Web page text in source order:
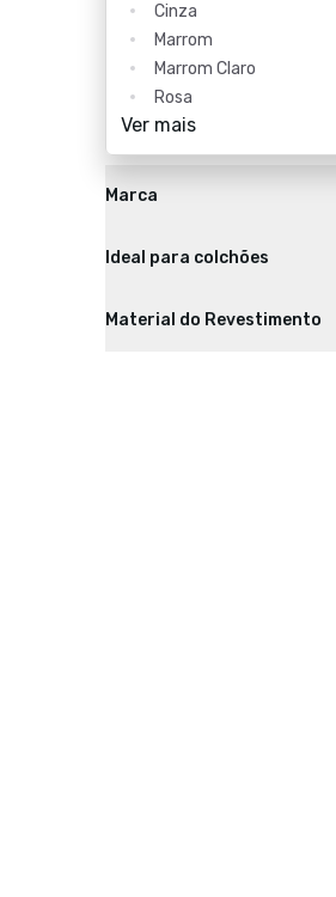
Cinza
Marrom
Marrom Claro
Rosa
Ver mais
Marca
Ideal para colchões
Material do Revestimento